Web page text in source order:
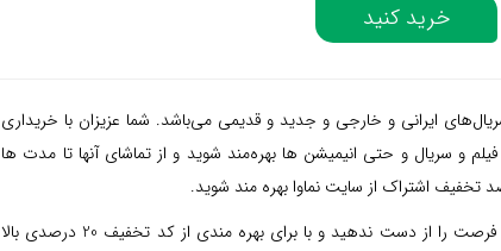
خرید کنید
ایرانی و خارجی و جدید و قدیمی می‌باشد. شما عزیزان با خریداری
و سریال و حتی انیمیشن ها بهره‌مند شوید و از تماشای آنها تا مدت ها
اگر شما علاقمند به دیدن فیلم و سریال هستید فرصت را از دست ندهید و با برای بهره مندی از کد تخفیف 20 درصدی بالا